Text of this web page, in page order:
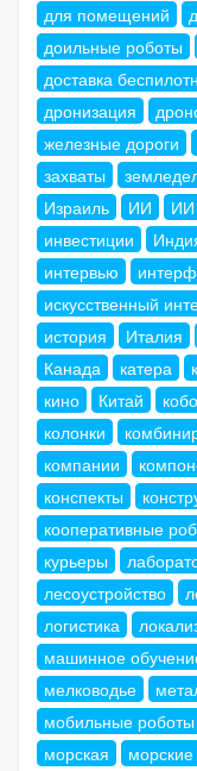
для помещений
доильные роботы
доставка
дронизация
железные дороги
захваты
Израиль
ИИ ИИ
инвестиции
интервью
искусственный
история
Италия
Канада
катера
кино
Китай
колонки
компании
конспекты
кооперативные
курьеры
лесоустройство
логистика
машинное
мелководье
мобильные роботы
морская
морские